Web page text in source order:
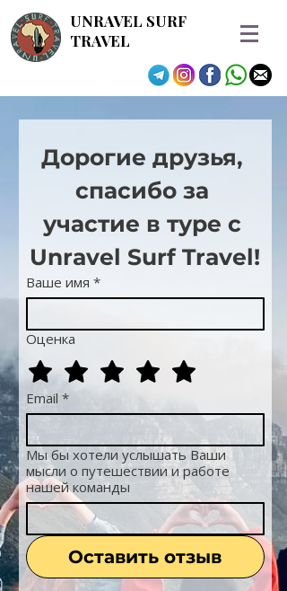
UNRAVEL SURF
TRAVEL
Дорогие друзья,
спасибо за
участие в туре с
Unravel Surf Travel!
Ваше имя *
Оценка
Email *
Мы бы хотели услышать Ваши
мысли о путешествии и работе
нашей команды
Оставить отзыв